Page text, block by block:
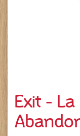
Exit -